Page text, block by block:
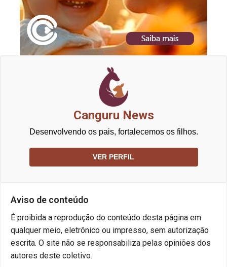
Canguru News
Desenvolvendo os pais, fortalecemos os filhos.
VER PERFIL
Aviso de conteúdo
É proibida a reprodução do conteúdo desta página em
qualquer meio, eletrônico ou impresso, sem autorização
escrita. O site não se responsabiliza pelas opiniões dos
autores deste coletivo.